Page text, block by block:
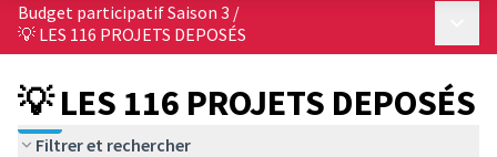
Budget participatif Saison 3 /
💡 LES 116 PROJETS DEPOSÉS
💡 LES 116 PROJETS DEPOSÉS
Filtrer et rechercher